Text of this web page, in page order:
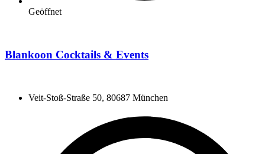
Geöffnet
Blankoon Cocktails & Events
Veit-Stoß-Straße 50, 80687 München